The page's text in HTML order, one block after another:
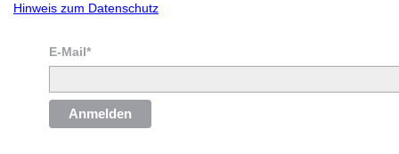
Hinweis zum Datenschutz
E-Mail*
Anmelden